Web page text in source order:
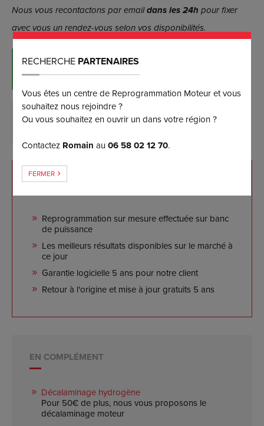
Nous vous recontactons par emaildans les 24h pour fixer
avec vous un rendez-vous selon vos disponibilités.
RÉSERVER MAINTENANT
(et bénéficiez d’une remise de 5%)
DEMANDER PLUS D’INFORMATIONS
NOS ENGAGEMENTS
Reprogrammation sur mesure effectuée sur banc
de puissance
Les meilleurs résultats disponibles sur le marché à
ce jour
Garantie logicielle 5 ans pour notre client
Retour à l'origine et mise à jour gratuits 5 ans
EN COMPLÉMENT
Décalaminage hydrogène
Pour 50€ de plus, nous vous proposons le
décalaminage moteur
RECHERCHE PARTENAIRES
Vous êtes un centre de Reprogrammation Moteur et vous
souhaitez nous rejoindre ?
Ou vous souhaitez en ouvrir un dans votre région ?
Contactez Romain au06 58 02 12 70.
FERMER